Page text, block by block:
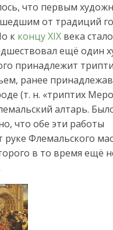
что первым
от традиций
к концу XIX века
ещё один
принадлежит
ранее
(т. н. «триптих
алтарь.
что обе эти работы
руке Флемальского
в то время ещё